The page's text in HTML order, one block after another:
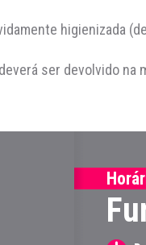
higienizada
ser devolvido na